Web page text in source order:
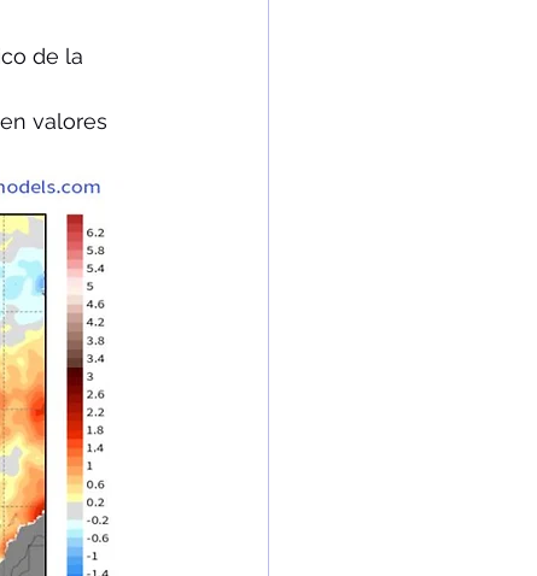
de la
valores